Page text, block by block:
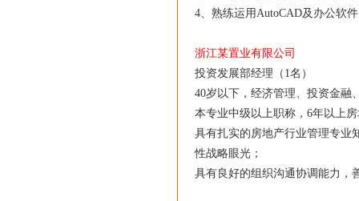
4、熟练运用AutoCAD及办公软
浙江某置业有限公司
投资发展部经理（1名）
40岁以下，经济管理、投资金融
本专业中级以上职称，6年以上
具有扎实的房地产行业管理专业
性战略眼光；
具有良好的组织沟通协调能力，